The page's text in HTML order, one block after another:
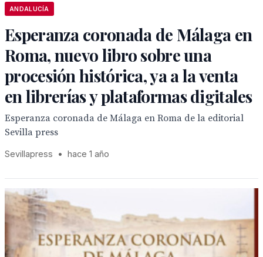
ANDALUCÍA
Esperanza coronada de Málaga en
Roma, nuevo libro sobre una
procesión histórica, ya a la venta
en librerías y plataformas digitales
Esperanza coronada de Málaga en Roma de la editorial
Sevilla press
Sevillapress • hace 1 año